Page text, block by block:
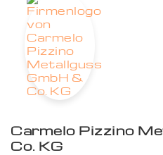
Carmelo Pizzino
Co. KG